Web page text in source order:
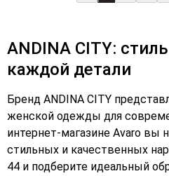
ANDINA CITY:
каждой детали
Бренд ANDINA CITY
женской одежды для
интернет-магазине Avaro вы
стильных и качественных
44 и подберите идеальный